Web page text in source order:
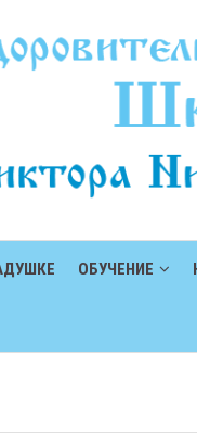
ОБУЧЕНИЕ